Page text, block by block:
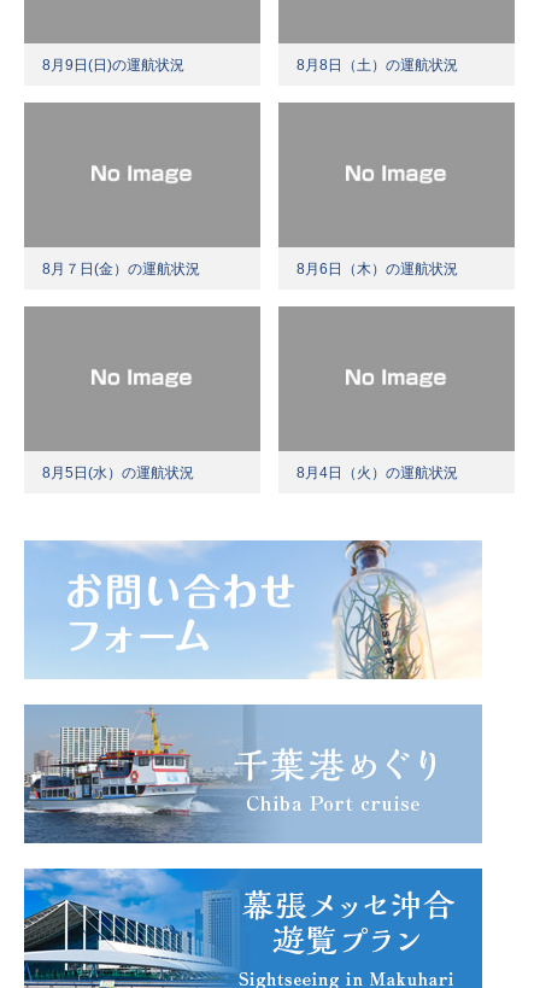
8月9日(日)の運航状況 8月8日（土）の運航状況
8月７日(金）の運航状況 8月6日（木）の運航状況
8月5日(水）の運航状況 8月4日（火）の運航状況